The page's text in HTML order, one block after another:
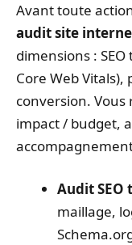
Avant toute
audit site
dimensions :
Core Web
conversion.
impact / budget,
Audit SEO
maillage,